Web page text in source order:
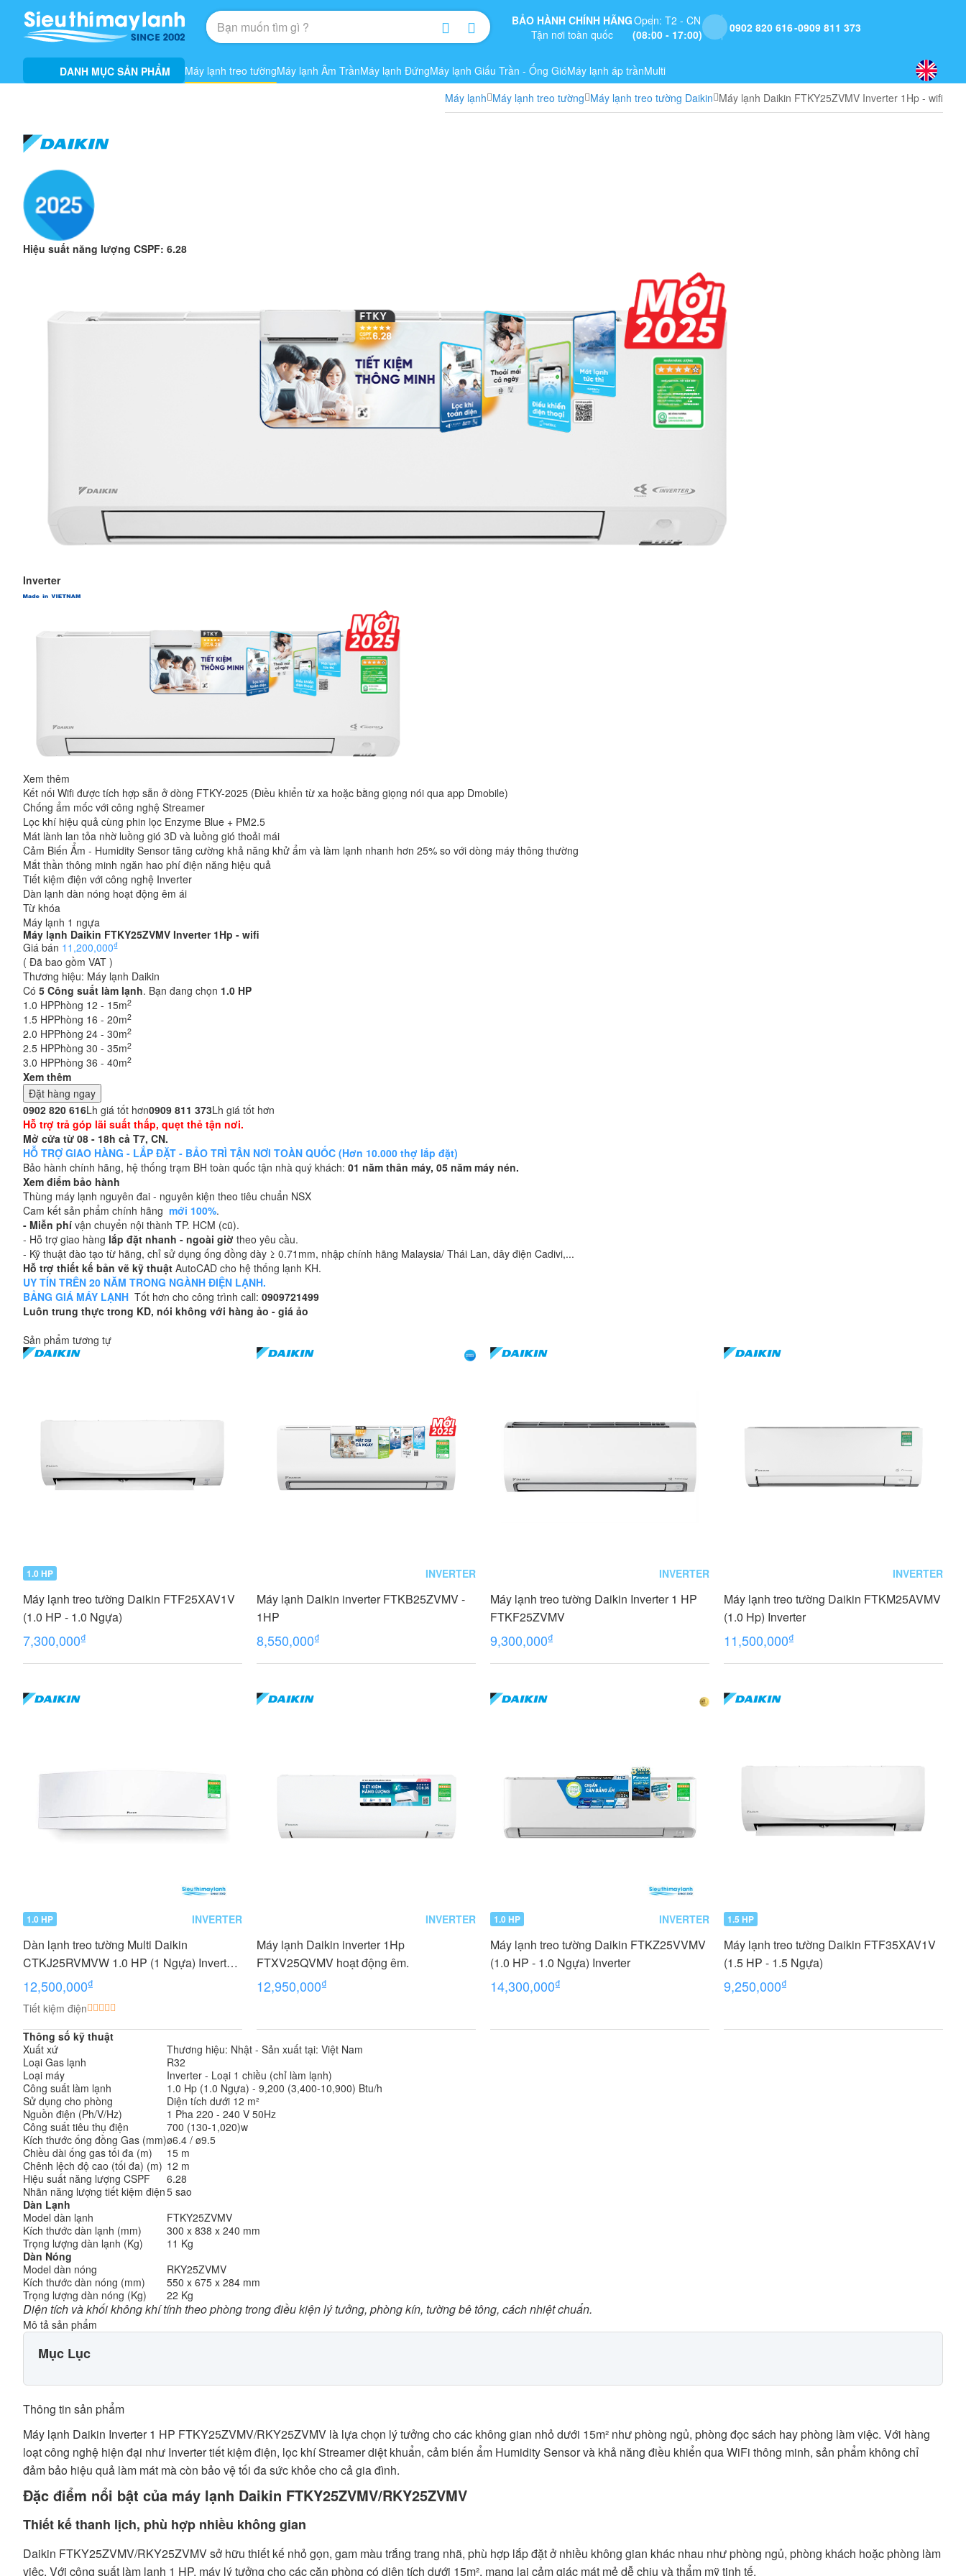
BẢO HÀNH CHÍNH HÃNG
Tận nơi toàn quốc
Open: T2 - CN
(08:00 - 17:00)
0902 820 616 0909 811 373
DANH MỤC SẢN PHẨM Máy lạnh treo tườngMáy lạnh Âm TrầnMáy lạnh ĐứngMáy lạnh Giấu Trần - Ống GióMáy lạnh áp trầnMulti
Máy lạnh Máy lạnh treo tường Máy lạnh treo tường Daikin Máy lạnh Daikin FTKY25ZVMV Inverter 1Hp - wifi
Hiệu suất năng lượng CSPF: 6.28
Inverter
Xem thêm
Kết nối Wifi được tích hợp sẵn ở dòng FTKY-2025 (Điều khiển từ xa hoặc bằng giọng nói qua app Dmobile)
Chống ẩm mốc với công nghệ Streamer
Lọc khí hiệu quả cùng phin lọc Enzyme Blue + PM2.5
Mát lành lan tỏa nhờ luồng gió 3D và luồng gió thoải mái
Cảm Biến Ẩm - Humidity Sensor tăng cường khả năng khử ẩm và làm lạnh nhanh hơn 25% so với dòng máy thông thường
Mắt thần thông minh ngăn hao phí điện năng hiệu quả
Tiết kiệm điện với công nghệ Inverter
Dàn lạnh dàn nóng hoạt động êm ái
Từ khóa
Máy lạnh 1 ngựa
Máy lạnh Daikin FTKY25ZVMV Inverter 1Hp - wifi
Giá bán 11,200,000₫
( Đã bao gồm VAT )
Thương hiệu: Máy lạnh Daikin
Có 5 Công suất làm lạnh. Bạn đang chọn 1.0 HP
1.0 HPPhòng 12 - 15m2
1.5 HPPhòng 16 - 20m2
2.0 HPPhòng 24 - 30m2
2.5 HPPhòng 30 - 35m2
3.0 HPPhòng 36 - 40m2
Xem thêm
Đặt hàng ngay
0902 820 616Lh giá tốt hơn0909 811 373Lh giá tốt hơn
Hỗ trợ trả góp lãi suất thấp, quẹt thẻ tận nơi.
Mở cửa từ 08 - 18h cả T7, CN.
HỖ TRỢ GIAO HÀNG - LẮP ĐẶT - BẢO TRÌ TẬN NƠI TOÀN QUỐC (Hơn 10.000 thợ lắp đặt)
Bảo hành chính hãng, hệ thống trạm BH toàn quốc tận nhà quý khách: 01 năm thân máy, 05 năm máy nén.
Xem điểm bảo hành
Thùng máy lạnh nguyên đai - nguyên kiện theo tiêu chuẩn NSX
Cam kết sản phẩm chính hãng mới 100%.
- Miễn phí vận chuyển nội thành TP. HCM (cũ).
- Hỗ trợ giao hàng lắp đặt nhanh - ngoài giờ theo yêu cầu.
- Kỹ thuật đào tạo từ hãng, chỉ sử dụng ống đồng dày ≥ 0.71mm, nhập chính hãng Malaysia/ Thái Lan, dây điện Cadivi,...
Hỗ trợ thiết kế bản vẽ kỹ thuật AutoCAD cho hệ thống lạnh KH.
UY TÍN TRÊN 20 NĂM TRONG NGÀNH ĐIỆN LẠNH.
BẢNG GIÁ MÁY LẠNH Tốt hơn cho công trình call: 0909721499
Luôn trung thực trong KD, nói không với hàng ảo - giá ảo
Sản phẩm tương tự
1.0 HP
Máy lạnh treo tường Daikin FTF25XAV1V
(1.0 HP - 1.0 Ngựa)
7,300,000₫
INVERTER
Máy lạnh Daikin inverter FTKB25ZVMV -
1HP
8,550,000₫
INVERTER
Máy lạnh treo tường Daikin Inverter 1 HP
FTKF25ZVMV
9,300,000₫
INVERTER
Máy lạnh treo tường Daikin FTKM25AVMV
(1.0 Hp) Inverter
11,500,000₫
1.0 HP INVERTER
Dàn lạnh treo tường Multi Daikin
CTKJ25RVMVW 1.0 HP (1 Ngựa) Inverter
- Gas R32
12,500,000₫
Tiết kiệm điện
INVERTER
Máy lạnh Daikin inverter 1Hp
FTXV25QVMV hoạt động êm.
12,950,000₫
1.0 HP INVERTER
Máy lạnh treo tường Daikin FTKZ25VVMV
(1.0 HP - 1.0 Ngựa) Inverter
14,300,000₫
1.5 HP
Máy lạnh treo tường Daikin FTF35XAV1V
(1.5 HP - 1.5 Ngựa)
9,250,000₫
Thông số kỹ thuật
Xuất xứ
Thương hiệu: Nhật - Sản xuất tại: Việt Nam
Loại Gas lạnh
R32
Loại máy
Inverter - Loại 1 chiều (chỉ làm lạnh)
Công suất làm lạnh
1.0 Hp (1.0 Ngựa) - 9,200 (3,400-10,900) Btu/h
Sử dụng cho phòng
Diện tích dưới 12 m²
Nguồn điện (Ph/V/Hz)
1 Pha 220 - 240 V 50Hz
Công suất tiêu thụ điện
700 (130-1,020)w
Kích thước ống đồng Gas (mm)ø6.4 / ø9.5
Chiều dài ống gas tối đa (m)
15 m
Chênh lệch độ cao (tối đa) (m) 12 m
Hiệu suất năng lượng CSPF
6.28
Nhãn năng lượng tiết kiệm điện5 sao
Dàn Lạnh
Model dàn lạnh
FTKY25ZVMV
Kích thước dàn lạnh (mm)
300 x 838 x 240 mm
Trọng lượng dàn lạnh (Kg)
11 Kg
Dàn Nóng
Model dàn nóng
RKY25ZVMV
Kích thước dàn nóng (mm)
550 x 675 x 284 mm
Trọng lượng dàn nóng (Kg)
22 Kg
Diện tích và khối không khí tính theo phòng trong điều kiện lý tưởng, phòng kín, tường bê tông, cách nhiệt chuẩn.
Mô tả sản phẩm
Mục Lục
Thông tin sản phẩm
Máy lạnh Daikin Inverter 1 HP FTKY25ZVMV/RKY25ZVMV là lựa chọn lý tưởng cho các không gian nhỏ dưới 15m² như phòng ngủ, phòng đọc sách hay phòng làm việc. Với hàng
loạt công nghệ hiện đại như Inverter tiết kiệm điện, lọc khí Streamer diệt khuẩn, cảm biến ẩm Humidity Sensor và khả năng điều khiển qua WiFi thông minh, sản phẩm không chỉ
đảm bảo hiệu quả làm mát mà còn bảo vệ tối đa sức khỏe cho cả gia đình.
Đặc điểm nổi bật của máy lạnh Daikin FTKY25ZVMV/RKY25ZVMV
Thiết kế thanh lịch, phù hợp nhiều không gian
Daikin FTKY25ZVMV/RKY25ZVMV sở hữu thiết kế nhỏ gọn, gam màu trắng trang nhã, phù hợp lắp đặt ở nhiều không gian khác nhau như phòng ngủ, phòng khách hoặc phòng làm
việc. Với công suất làm lạnh 1 HP, máy lý tưởng cho các căn phòng có diện tích dưới 15m², mang lại cảm giác mát mẻ dễ chịu và thẩm mỹ tinh tế.